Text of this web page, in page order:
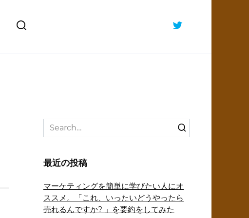
Search
for:
最近の投稿
マーケティングを簡単に学びたい人にオ
ススメ。「これ、いったいどうやったら
売れるんですか? 」を要約をしてみた